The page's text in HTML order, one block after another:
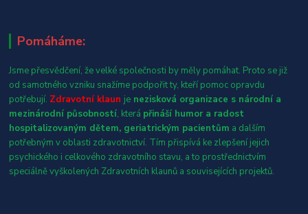
Pomáháme:
Jsme přesvědčení, že velké společnosti by měly pomáhat. Proto se již
od samotného vzniku snažíme podpořit ty, kteří pomoc opravdu
potřebují. Zdravotní klaun je nezisková organizace s národní a
mezinárodní působností, která přináší humor a radost
hospitalizovaným dětem, geriatrickým pacientům a dalším
potřebným v oblasti zdravotnictví. Tím přispívá ke zlepšení jejich
psychického i celkového zdravotního stavu, a to prostřednictvím
speciálně vyškolených Zdravotních klaunů a souvisejících projektů.